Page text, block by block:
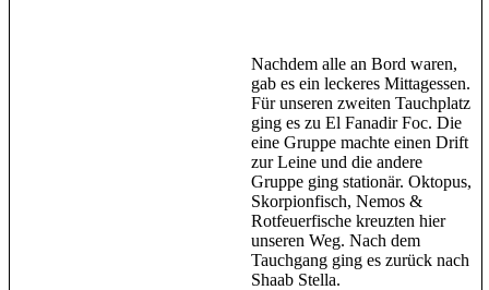
Nachdem alle an Bord waren,
gab es ein leckeres Mittagessen.
Für unseren zweiten Tauchplatz
ging es zu El Fanadir Foc. Die
eine Gruppe machte einen Drift
zur Leine und die andere
Gruppe ging stationär. Oktopus,
Skorpionfisch, Nemos &
Rotfeuerfische kreuzten hier
unseren Weg. Nach dem
Tauchgang ging es zurück nach
Shaab Stella.